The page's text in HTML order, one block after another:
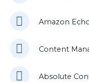
Amazon
Content
Absolute